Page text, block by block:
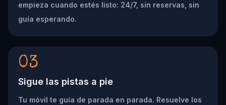
empieza cuando estés listo: 24/7, sin reservas, sin
guía esperando.
03
Sigue las pistas a pie
Tu móvil te guía de parada en parada. Resuelve los